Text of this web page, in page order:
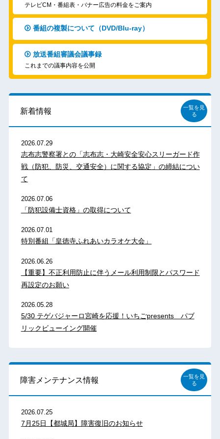
テレビCM・番組表・バナー広告の料金をご案内
番組の複製について（DVD/Blu-ray）
放送番組審議会議事録
これまでの議事内容を公開
新着情報
一覧を見
る
2026.07.29
志布志警察署との「志布志・大崎安全安心スリーガード作
戦（防犯、防災、交通安全）に関する協定」の締結につい
て
2026.07.06
「防犯設備士資格」の取得について
2026.07.01
特別番組「皇徳寺ふれあいカラオケ大会」
2026.06.26
【重要】不正利用防止に伴うメール利用制限とパスワード
再設定のお願い
2026.05.28
5/30 テゲバジャーロ宮崎を応援！いちごpresents パブ
リックビューイング開催
障害メンテナンス情報
一覧を見
る
2026.07.25
7月25日【都城局】障害復旧のお知らせ